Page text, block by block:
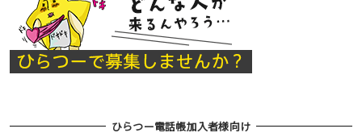
ひらつー電話帳加入者様向け